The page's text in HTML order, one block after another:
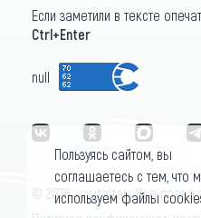
Если заметили в тексте
Ctrl+Enter
null
© 2026 «visitaltai» Все
Пользуясь сайтом, вы
соглашаетесь с тем, что
используем файлы